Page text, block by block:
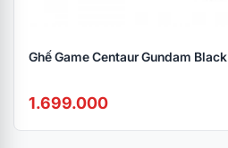
Ghế Game Centaur Gundam
1.699.000